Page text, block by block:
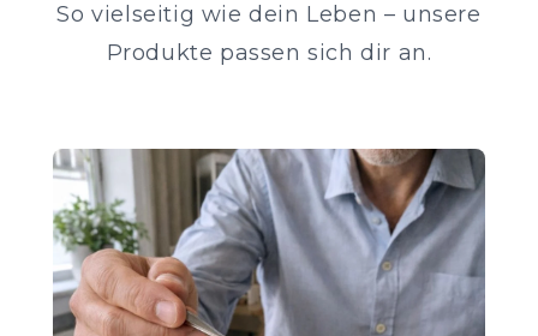
So vielseitig wie dein Leben – unsere
Produkte passen sich dir an.